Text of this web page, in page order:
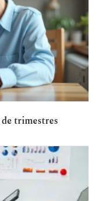
trimestres